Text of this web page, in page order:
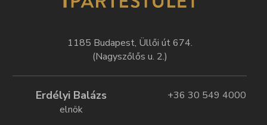
1185 Budapest, Üllői út 674.
(Nagyszőlős u. 2.)
Erdélyi Balázs
elnök
+36 30 549 4000